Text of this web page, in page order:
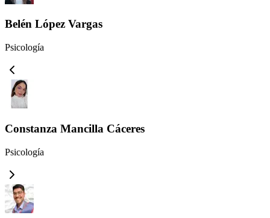
Belén López Vargas
Psicología
Constanza Mancilla Cáceres
Psicología